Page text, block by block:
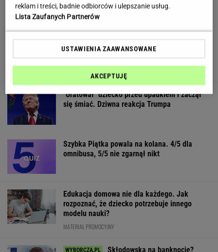
Kultowa amerykańska marka inwestuje w
Polsce. Tu powstanie pierwsza stacja
"Uratował" dziecko przed upadkiem i zaczął
się śmiać. Dziwna reakcja Trumpa
Szybka Piątka powala na kolana. 4/5 dla
omnibusa, 5/5 nie zgarnął nikt
Edukacja domowa nie dla każdego. Jak
rozpoznać, że dziecko potrzebuje innego
modelu nauki?
MATERIAŁ PROMOCYJNY
Skłodowska na banknocie?
reklam i treści, badnie odbiorców i ulepszanie usług.
Lista Zaufanych Partnerów
USTAWIENIA ZAAWANSOWANE
AKCEPTUJĘ